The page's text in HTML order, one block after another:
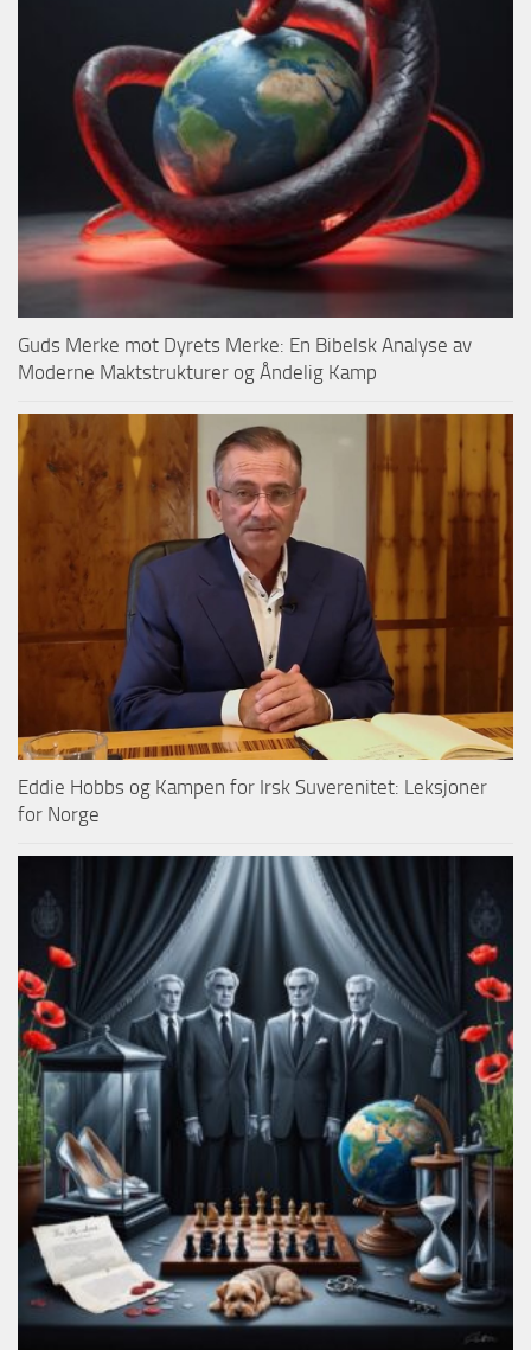
Guds Merke mot Dyrets Merke: En Bibelsk Analyse av
Moderne Maktstrukturer og Åndelig Kamp
Eddie Hobbs og Kampen for Irsk Suverenitet: Leksjoner
for Norge